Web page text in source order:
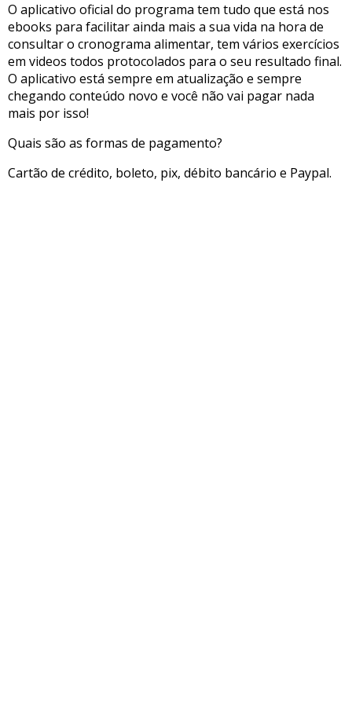
O aplicativo oficial do programa tem tudo que está nos
ebooks para facilitar ainda mais a sua vida na hora de
consultar o cronograma alimentar, tem vários exercícios
em videos todos protocolados para o seu resultado final.
O aplicativo está sempre em atualização e sempre
chegando conteúdo novo e você não vai pagar nada
mais por isso!
Quais são as formas de pagamento?
Cartão de crédito, boleto, pix, débito bancário e Paypal.